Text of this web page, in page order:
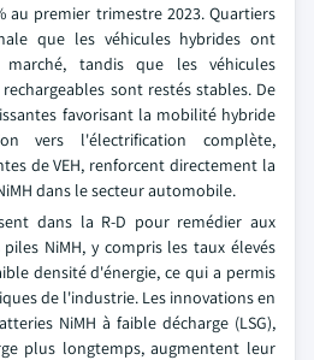
au premier trimestre 2023. Quartiers
que les véhicules hybrides ont
tandis que les véhicules
sont restés stables. De
favorisant la mobilité hybride
vers l'électrification complète,
de VEH, renforcent directement la
dans le secteur automobile.
dans la R-D pour remédier aux
NiMH, y compris les taux élevés
densité d'énergie, ce qui a permis
de l'industrie. Les innovations en
NiMH à faible décharge (LSG),
plus longtemps, augmentent leur